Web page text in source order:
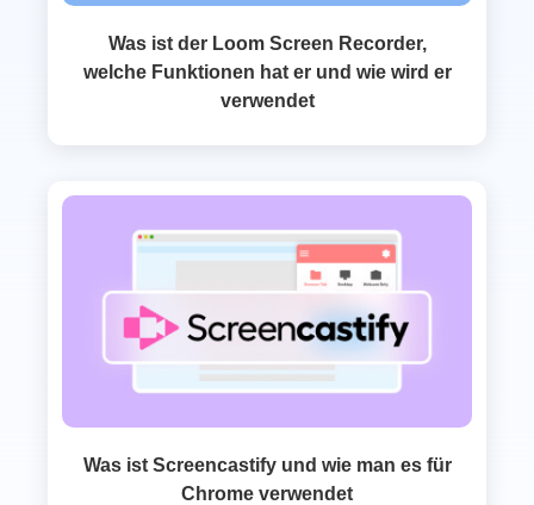
Was ist der Loom Screen Recorder,
welche Funktionen hat er und wie wird er
verwendet
Was ist Screencastify und wie man es für
Chrome verwendet